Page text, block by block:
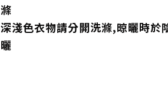
滌
深淺色衣物請分開洗滌,晾曬時於
曬